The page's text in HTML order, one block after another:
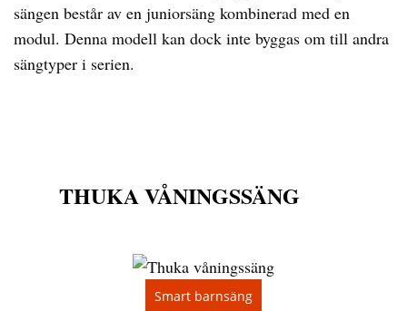
sängen består av en juniorsäng kombinerad med en
modul. Denna modell kan dock inte byggas om till andra
sängtyper i serien.
Smart barnsäng
THUKA VÅNINGSSÄNG